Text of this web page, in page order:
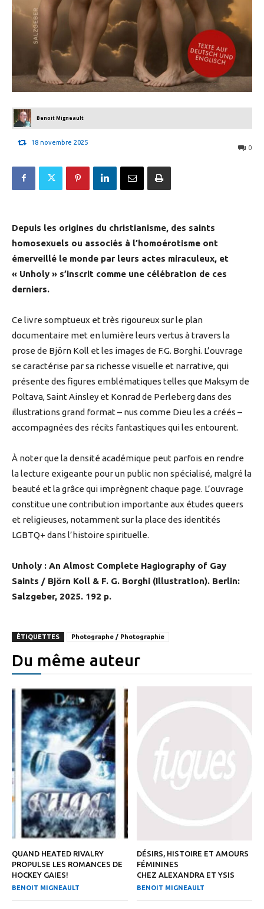
Benoit Migneault
18 novembre 2025
0
Depuis les origines du christianisme, des saints
homosexuels ou associés à l’homoérotisme ont
émerveillé le monde par leurs actes miraculeux, et
« Unholy » s’inscrit comme une célébration de ces
derniers.
Ce livre somptueux et très rigoureux sur le plan
documentaire met en lumière leurs vertus à travers la
prose de Björn Koll et les images de F.G. Borghi. L’ouvrage
se caractérise par sa richesse visuelle et narrative, qui
présente des figures emblématiques telles que Maksym de
Poltava, Saint Ainsley et Konrad de Perleberg dans des
illustrations grand format – nus comme Dieu les a créés –
accompagnées des récits fantastiques qui les entourent.
À noter que la densité académique peut parfois en rendre
la lecture exigeante pour un public non spécialisé, malgré la
beauté et la grâce qui imprègnent chaque page. L’ouvrage
constitue une contribution importante aux études queers
et religieuses, notamment sur la place des identités
LGBTQ+ dans l’histoire spirituelle.
Unholy : An Almost Complete Hagiography of Gay
Saints / Björn Koll & F. G. Borghi (Illustration). Berlin:
Salzgeber, 2025. 192 p.
ÉTIQUETTES Photographe / Photographie
Du même auteur
QUAND HEATED RIVALRY
PROPULSE LES ROMANCES DE
HOCKEY GAIES!
BENOIT MIGNEAULT
DÉSIRS, HISTOIRE ET AMOURS
FÉMININES
CHEZ ALEXANDRA ET YSIS
BENOIT MIGNEAULT